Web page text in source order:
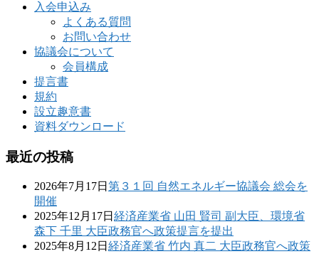
入会申込み
よくある質問
お問い合わせ
協議会について
会員構成
提言書
規約
設立趣意書
資料ダウンロード
最近の投稿
2026年7月17日 第３１回 自然エネルギー協議会 総会を
開催
2025年12月17日 経済産業省 山田 賢司 副大臣、環境省
森下 千里 大臣政務官へ政策提言を提出
2025年8月12日 経済産業省 竹内 真二 大臣政務官へ政策